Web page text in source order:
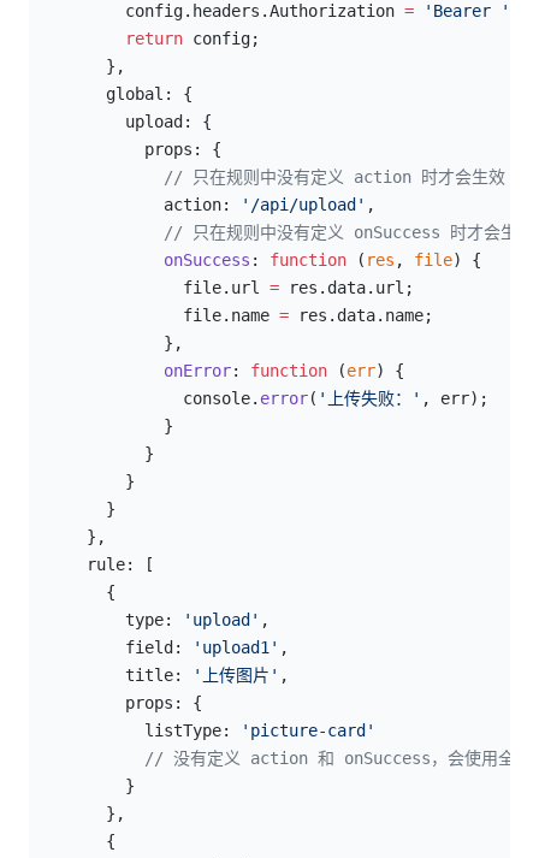
          config.headers.Authorization
= 'Bearer '
          return
config;
        },
        global: {
          upload: {
            props: {
              // 只在规则中没有定义 action 时才会生效
              action:
'/api/upload' ,
              // 只在规则中没有定义 onSuccess 时才会生效
              onSuccess
: function ( res , file) {
                file.url
= res.data.url;
                file.name
= res.data.name;
              },
              onError
: function (err) {
                console.
error( '上传失败：' , err);
              }
            }
          }
        }
      },
      rule: [
        {
          type:
'upload' ,
          field:
'upload1' ,
          title:
'上传图片' ,
          props: {
            listType:
'picture-card'
// 没有定义 action 和 onSuccess，会使用全局
          }
        },
        {